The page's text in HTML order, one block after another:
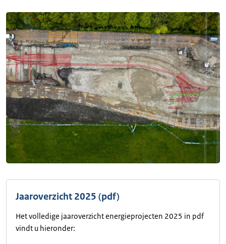
Jaaroverzicht 2025 (pdf)
Het volledige jaaroverzicht energieprojecten 2025 in pdf
vindt u hieronder: